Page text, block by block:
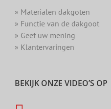
» Materialen dakgoten
» Functie van de dakgoot
» Geef uw mening
» Klantervaringen
BEKIJK ONZE VIDEO’S OP